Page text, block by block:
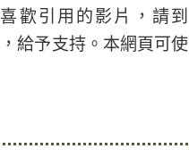
歡引用的影片，請到
給予支持。本網頁可使